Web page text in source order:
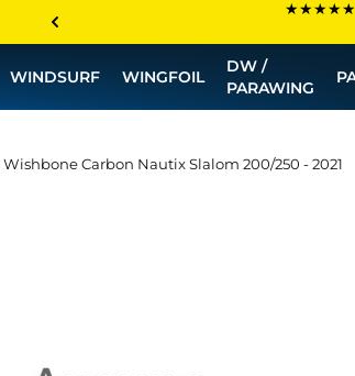
Les plus
Jusqu’à -
💰 Meilleur
WINDSURF WINGFOIL
DW /
PARAWING
Carbon Nautix Slalom 200/250 - 2021